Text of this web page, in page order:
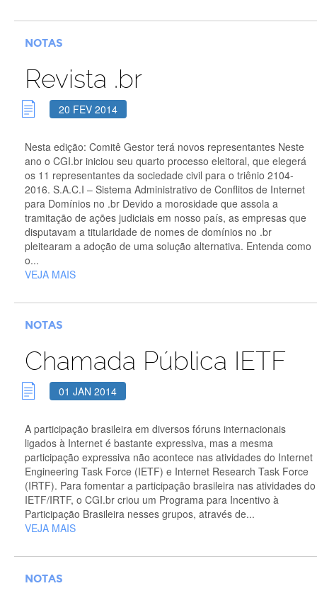
NOTAS
Revista .br
20 FEV 2014
Nesta edição: Comitê Gestor terá novos representantes Neste
ano o CGI.br iniciou seu quarto processo eleitoral, que elegerá
os 11 representantes da sociedade civil para o triênio 2104-
2016. S.A.C.I – Sistema Administrativo de Conﬂitos de Internet
para Domínios no .br Devido a morosidade que assola a
tramitação de ações judiciais em nosso país, as empresas que
disputavam a titularidade de nomes de domínios no .br
pleitearam a adoção de uma solução alternativa. Entenda como
o...
VEJA MAIS
NOTAS
Chamada Pública IETF
01 JAN 2014
A participação brasileira em diversos fóruns internacionais
ligados à Internet é bastante expressiva, mas a mesma
participação expressiva não acontece nas atividades do Internet
Engineering Task Force (IETF) e Internet Research Task Force
(IRTF). Para fomentar a participação brasileira nas atividades do
IETF/IRTF, o CGI.br criou um Programa para Incentivo à
Participação Brasileira nesses grupos, através de...
VEJA MAIS
NOTAS